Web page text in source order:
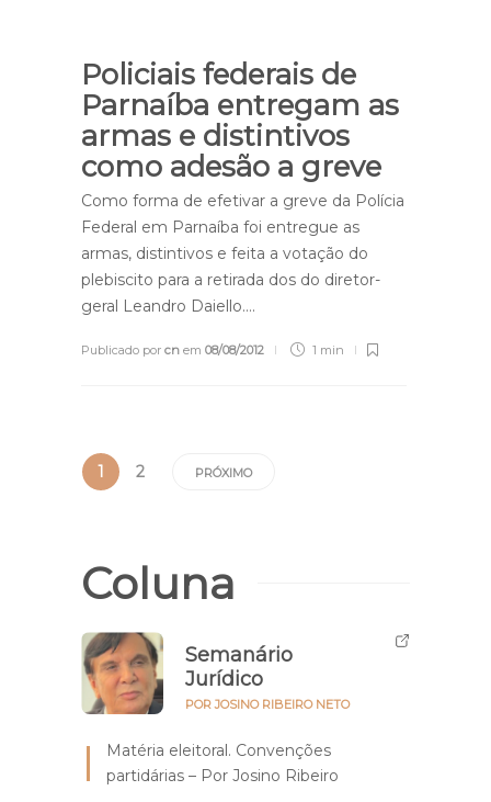
Policiais federais de
Parnaíba entregam as
armas e distintivos
como adesão a greve
Como forma de efetivar a greve da Polícia
Federal em Parnaíba foi entregue as
armas, distintivos e feita a votação do
plebiscito para a retirada dos do diretor-
geral Leandro Daiello….
Publicado por cn em 08/08/2012 1 min
1 2 PRÓXIMO
Coluna
Semanário
Jurídico
POR JOSINO RIBEIRO NETO
Matéria eleitoral. Convenções
partidárias – Por Josino Ribeiro